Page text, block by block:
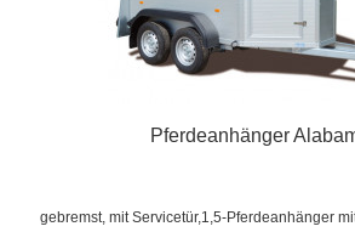
Pferdeanhänger
gebremst, mit Servicetür,1,5-Pferdeanhänger